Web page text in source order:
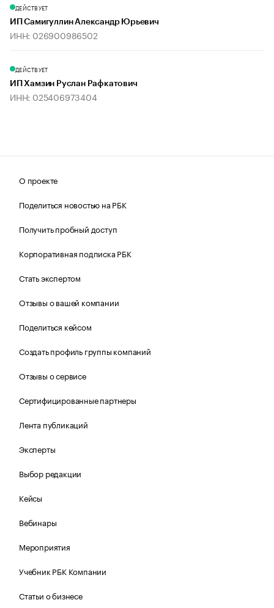
ДЕЙСТВУЕТ
ИП Самигуллин Александр Юрьевич
ИНН: 026900986502
ДЕЙСТВУЕТ
ИП Хамзин Руслан Рафкатович
ИНН: 025406973404
О проекте
Поделиться новостью на РБК
Получить пробный доступ
Корпоративная подписка РБК
Стать экспертом
Отзывы о вашей компании
Поделиться кейсом
Создать профиль группы компаний
Отзывы о сервисе
Сертифицированные партнеры
Лента публикаций
Эксперты
Выбор редакции
Кейсы
Вебинары
Мероприятия
Учебник РБК Компании
Статьи о бизнесе